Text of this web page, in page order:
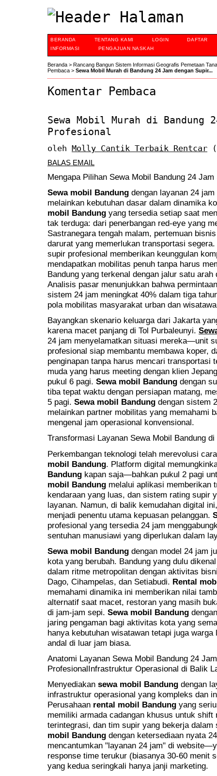
BERANDA TENTANG KAMI LOGIN
DAFTAR
INFORMASI
PENGAJUAN NASKAH
Beranda > Rancang Bangun Sistem Informasi Geografis Pemetaan
Pembaca > Sewa Mobil Murah di Bandung 24 Jam dengan Supir...
Komentar Pembaca
Sewa Mobil Murah di Bandung
Profesional
oleh Molly Cantik Terbaik Rentcar
BALAS EMAIL
Mengapa Pilihan Sewa Mobil Bandung 24
Sewa mobil Bandung dengan layanan 24
melainkan kebutuhan dasar dalam dinamika
mobil Bandung yang tersedia setiap saat
tak terduga: dari penerbangan red-eye yang
Sastranegara tengah malam, pertemuan
darurat yang memerlukan transportasi segera.
supir profesional memberikan keunggulan
mendapatkan mobilitas penuh tanpa harus
Bandung yang terkenal dengan jalur satu
Analisis pasar menunjukkan bahwa
sistem 24 jam meningkat 40% dalam tiga
pola mobilitas masyarakat urban dan
Bayangkan skenario keluarga dari Jakarta
karena macet panjang di Tol Purbaleunyi.
24 jam menyelamatkan situasi mereka—unit
profesional siap membantu membawa koper,
penginapan tanpa harus mencari transportasi
muda yang harus meeting dengan klien
pukul 6 pagi. Sewa mobil Bandung dengan
tiba tepat waktu dengan persiapan matang,
5 pagi. Sewa mobil Bandung dengan sistem
melainkan partner mobilitas yang memahami
mengenal jam operasional konvensional.
Transformasi Layanan Sewa Mobil Bandung
Perkembangan teknologi telah merevolusi
mobil Bandung. Platform digital
Bandung kapan saja—bahkan pukul 2 pagi
mobil Bandung melalui aplikasi memberikan
kendaraan yang luas, dan sistem rating supir
layanan. Namun, di balik kemudahan digital
menjadi penentu utama kepuasan pelanggan.
profesional yang tersedia 24 jam
sentuhan manusiawi yang diperlukan dalam
Sewa mobil Bandung dengan model 24 jam
kota yang berubah. Bandung yang dulu
dalam ritme metropolitan dengan aktivitas
Dago, Cihampelas, dan Setiabudi. Rental
memahami dinamika ini memberikan nilai
alternatif saat macet, restoran yang masih
di jam-jam sepi. Sewa mobil Bandung
jaring pengaman bagi aktivitas kota yang
hanya kebutuhan wisatawan tetapi juga
andal di luar jam biasa.
Anatomi Layanan Sewa Mobil Bandung 24
ProfesionalInfrastruktur Operasional di Balik
Menyediakan sewa mobil Bandung dengan
infrastruktur operasional yang kompleks dan
Perusahaan rental mobil Bandung yang
memiliki armada cadangan khusus untuk
terintegrasi, dan tim supir yang bekerja
mobil Bandung dengan ketersediaan nyata
mencantumkan "layanan 24 jam" di
response time terukur (biasanya 30-60 menit
yang kedua seringkali hanya janji marketing.